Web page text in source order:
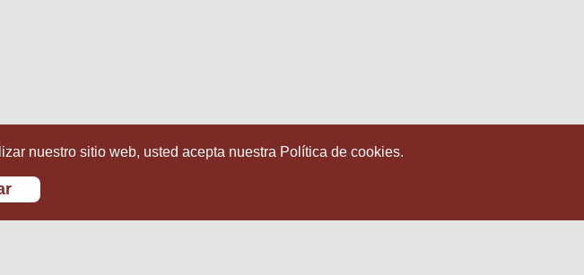
nuestro sitio web, usted acepta nuestra Política de cookies.